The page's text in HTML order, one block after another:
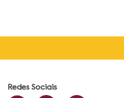
Redes Sociais